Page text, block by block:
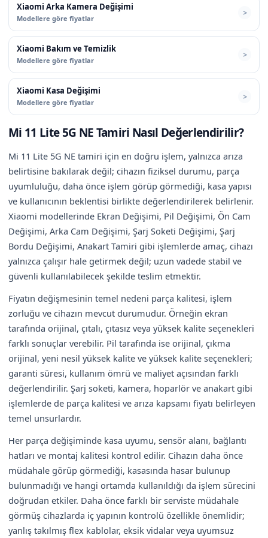
Xiaomi Arka Kamera Değişimi
Modellere göre fiyatlar
Xiaomi Bakım ve Temizlik
Modellere göre fiyatlar
Xiaomi Kasa Değişimi
Modellere göre fiyatlar
Mi 11 Lite 5G NE Tamiri Nasıl Değerlendirilir?
Mi 11 Lite 5G NE tamiri için en doğru işlem, yalnızca arıza
belirtisine bakılarak değil; cihazın fiziksel durumu, parça
uyumluluğu, daha önce işlem görüp görmediği, kasa yapısı
ve kullanıcının beklentisi birlikte değerlendirilerek belirlenir.
Xiaomi modellerinde Ekran Değişimi, Pil Değişimi, Ön Cam
Değişimi, Arka Cam Değişimi, Şarj Soketi Değişimi, Şarj
Bordu Değişimi, Anakart Tamiri gibi işlemlerde amaç, cihazı
yalnızca çalışır hale getirmek değil; uzun vadede stabil ve
güvenli kullanılabilecek şekilde teslim etmektir.
Fiyatın değişmesinin temel nedeni parça kalitesi, işlem
zorluğu ve cihazın mevcut durumudur. Örneğin ekran
tarafında orijinal, çıtalı, çıtasız veya yüksek kalite seçenekleri
farklı sonuçlar verebilir. Pil tarafında ise orijinal, çıkma
orijinal, yeni nesil yüksek kalite ve yüksek kalite seçenekleri;
garanti süresi, kullanım ömrü ve maliyet açısından farklı
değerlendirilir. Şarj soketi, kamera, hoparlör ve anakart gibi
işlemlerde de parça kalitesi ve arıza kapsamı fiyatı belirleyen
temel unsurlardır.
Her parça değişiminde kasa uyumu, sensör alanı, bağlantı
hatları ve montaj kalitesi kontrol edilir. Cihazın daha önce
müdahale görüp görmediği, kasasında hasar bulunup
bulunmadığı ve hangi ortamda kullanıldığı da işlem sürecini
doğrudan etkiler. Daha önce farklı bir serviste müdahale
görmüş cihazlarda iç yapının kontrolü özellikle önemlidir;
yanlış takılmış flex kablolar, eksik vidalar veya uyumsuz